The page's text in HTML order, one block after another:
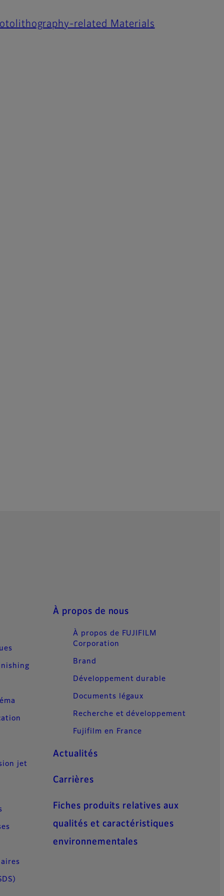
related Materials
jet
À propos de nous
À propos de FUJIFILM
Corporation
Brand
Développement durable
Documents légaux
Recherche et développement
Fujifilm en France
Actualités
Carrières
Fiches produits relatives aux
qualités et caractéristiques
environnementales